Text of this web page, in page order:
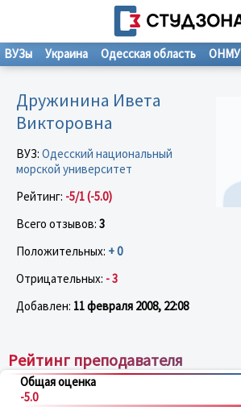
ВУЗы Украина Одесская область ОНМУ
Дружинина Ивета
Викторовна
ВУЗ: Одесский национальный
морской университет
Рейтинг: -5/1 (-5.0)
Всего отзывов: 3
Положительных: + 0
Отрицательных: - 3
Добавлен: 11 февраля 2008, 22:08
Рейтинг преподавателя
Общая оценка
-5.0